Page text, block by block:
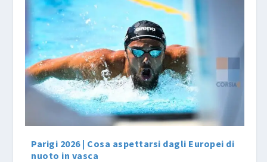
Parigi 2026 | Cosa aspettarsi dagli Europei di
nuoto in vasca